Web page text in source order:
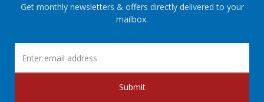
Get monthly newsletters & offers directly delivered to your
mailbox.
Submit